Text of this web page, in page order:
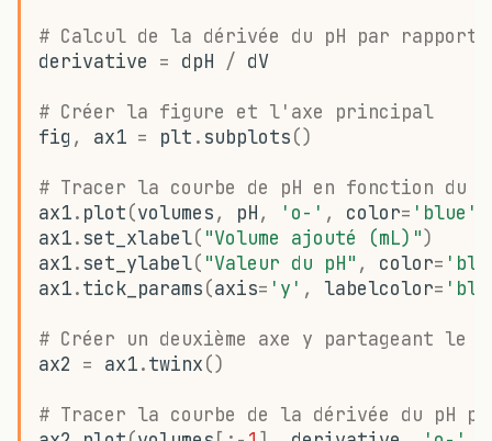
# Calcul de la dérivée du pH par rapport
derivative = dpH / dV
# Créer la figure et l'axe principal
fig , ax1 = plt . subplots()
# Tracer la courbe de pH en fonction du
ax1. plot(volumes, pH, 'o-' , color= 'blue'
ax1. set_xlabel( "Volume ajouté (mL)")
ax1. set_ylabel( "Valeur du pH" , color=
ax1.tick_params(axis= 'y' , labelcolor=
# Créer un deuxième axe y partageant le
ax2 = ax1.twinx()
# Tracer la courbe de la dérivée du pH